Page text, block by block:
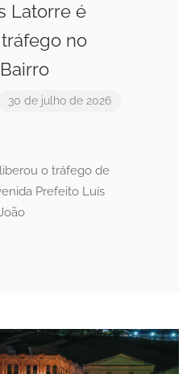
Latorre é
no
30 de julho de 2026
o tráfego de
Prefeito Luís